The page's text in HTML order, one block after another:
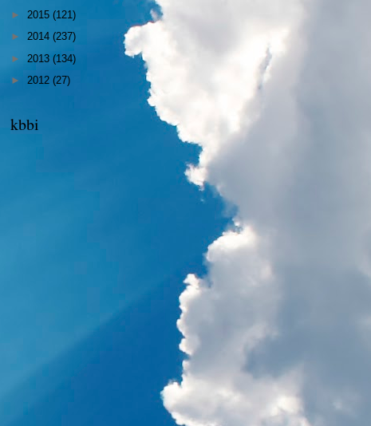
► 2015 (121)
► 2014 (237)
► 2013 (134)
► 2012 (27)
kbbi